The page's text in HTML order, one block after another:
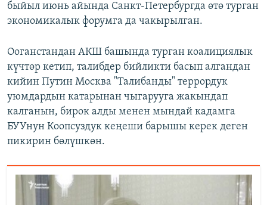
быйыл июнь айында Санкт-Петербургда өтө турган
экономикалык форумга да чакырылган.
Ооганстандан АКШ башында турган коалициялык
күчтөр кетип, талибдер бийликти басып алгандан
кийин Путин Москва "Талибанды" террордук
уюмдардын катарынан чыгарууга жакындап
калганын, бирок алды менен мындай кадамга
БУУнун Коопсуздук кеңеши барышы керек деген
пикирин бөлүшкөн.